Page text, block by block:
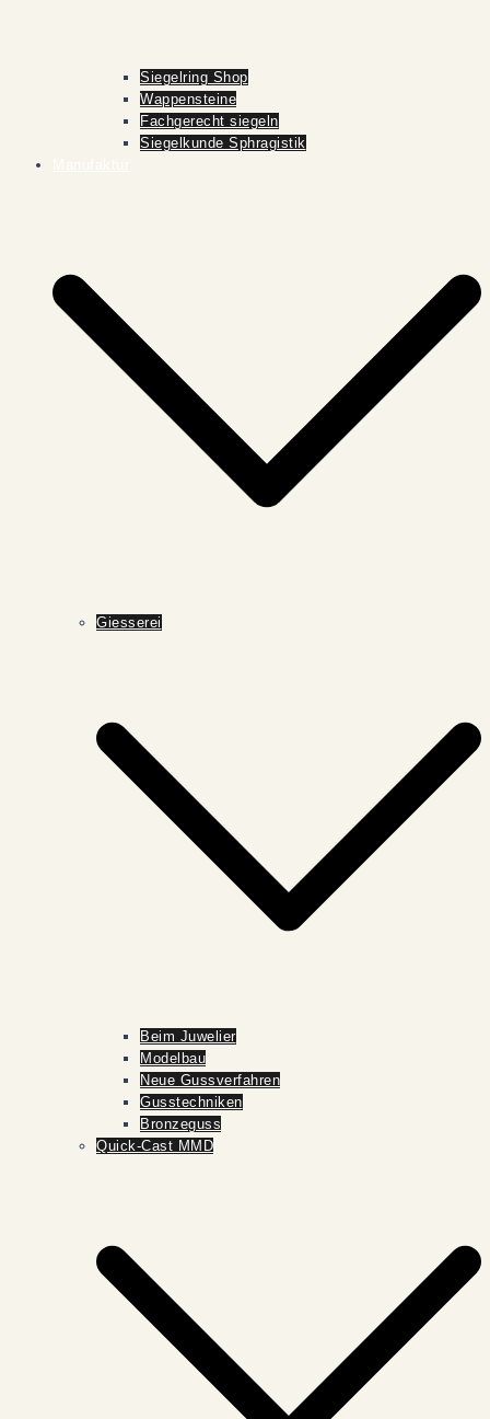
Siegelring Shop
Wappensteine
Fachgerecht siegeln
Siegelkunde Sphragistik
Giesserei
Beim Juwelier
Modelbau
Neue Gussverfahren
Gusstechniken
Bronzeguss
Quick-Cast MMD